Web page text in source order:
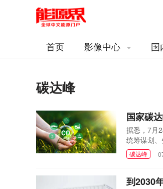
首页 影像中心 国
碳达峰
国家碳
据悉，7月
统筹谋划
能源，推
新格局。
碳达峰
到2030